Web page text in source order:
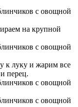
на крупной
к луку и жарим все
перец.